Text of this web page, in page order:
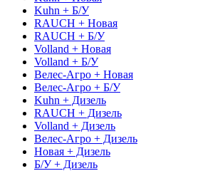
Kuhn + Б/У
RAUCH + Новая
RAUCH + Б/У
Volland + Новая
Volland + Б/У
Велес-Агро + Новая
Велес-Агро + Б/У
Kuhn + Дизель
RAUCH + Дизель
Volland + Дизель
Велес-Агро + Дизель
Новая + Дизель
Б/У + Дизель